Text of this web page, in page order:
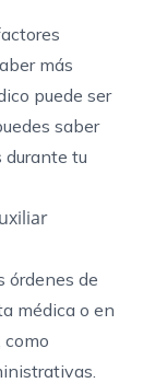
más
puede ser
saber
durante tu
órdenes de
médica o en
como